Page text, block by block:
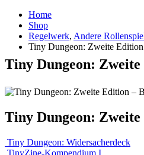
Home
Shop
Regelwerk, Andere
Tiny Dungeon: Zweite Edition
Tiny Dungeon:
Tiny Dungeon:
Tiny Dungeon: Widersacherdeck
TinyZine-Kompendium I